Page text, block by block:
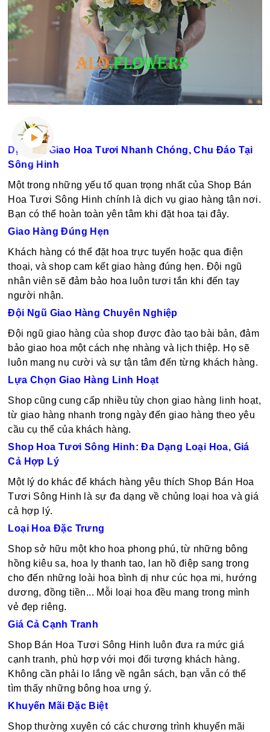
Dịch Vụ Giao Hoa Tươi Nhanh Chóng, Chu Đáo Tại
Sông Hinh
Một trong những yếu tố quan trọng nhất của Shop Bán
Hoa Tươi Sông Hinh chính là dịch vụ giao hàng tận nơi.
Bạn có thể hoàn toàn yên tâm khi đặt hoa tại đây.
Giao Hàng Đúng Hẹn
Khách hàng có thể đặt hoa trực tuyến hoặc qua điện
thoại, và shop cam kết giao hàng đúng hẹn. Đội ngũ
nhân viên sẽ đảm bảo hoa luôn tươi tắn khi đến tay
người nhận.
Đội Ngũ Giao Hàng Chuyên Nghiệp
Đội ngũ giao hàng của shop được đào tạo bài bản, đảm
bảo giao hoa một cách nhẹ nhàng và lịch thiệp. Họ sẽ
luôn mang nụ cười và sự tận tâm đến từng khách hàng.
Lựa Chọn Giao Hàng Linh Hoạt
Shop cũng cung cấp nhiều tùy chọn giao hàng linh hoạt,
từ giao hàng nhanh trong ngày đến giao hàng theo yêu
cầu cụ thể của khách hàng.
Shop Hoa Tươi Sông Hinh: Đa Dạng Loại Hoa, Giá
Cả Hợp Lý
Một lý do khác để khách hàng yêu thích Shop Bán Hoa
Tươi Sông Hinh là sự đa dạng về chủng loại hoa và giá
cả hợp lý.
Loại Hoa Đặc Trưng
Shop sở hữu một kho hoa phong phú, từ những bông
hồng kiêu sa, hoa ly thanh tao, lan hồ điệp sang trọng
cho đến những loài hoa bình dị như cúc họa mi, hướng
dương, đồng tiền... Mỗi loại hoa đều mang trong mình
vẻ đẹp riêng.
Giá Cả Cạnh Tranh
Shop Bán Hoa Tươi Sông Hinh luôn đưa ra mức giá
cạnh tranh, phù hợp với mọi đối tượng khách hàng.
Không cần phải lo lắng về ngân sách, bạn vẫn có thể
tìm thấy những bông hoa ưng ý.
Khuyến Mãi Đặc Biệt
Shop thường xuyên có các chương trình khuyến mãi